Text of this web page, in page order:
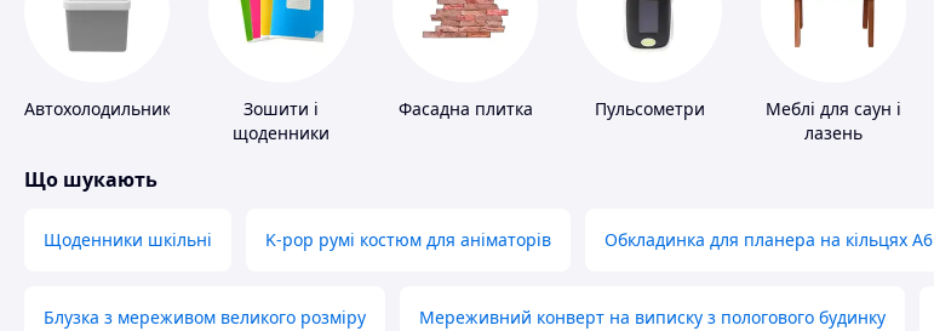
Автохолодильники
Зошити і
щоденники
Фасадна плитка Пульсометри
Меблі для саун і
лазень
Що шукають
Щоденники шкільні K-pop румі костюм для аніматорів Обкладинка для планера на кільцях А6
Блузка з мереживом великого розміру Мереживний конверт на виписку з пологового будинку